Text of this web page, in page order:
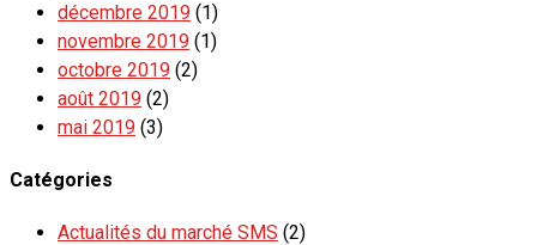
décembre 2019 (1)
novembre 2019 (1)
octobre 2019 (2)
août 2019 (2)
mai 2019 (3)
Catégories
Actualités du marché SMS (2)